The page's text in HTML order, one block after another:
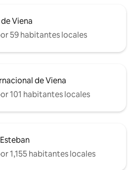
Viena
59 habitantes locales
de Viena
101 habitantes locales
1,155 habitantes locales